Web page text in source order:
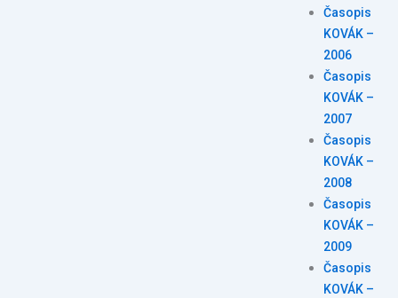
Časopis
KOVÁK –
2006
Časopis
KOVÁK –
2007
Časopis
KOVÁK –
2008
Časopis
KOVÁK –
2009
Časopis
KOVÁK –